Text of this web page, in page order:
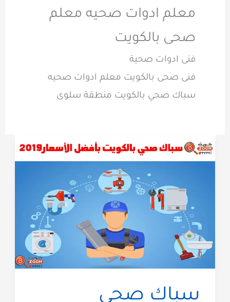
معلم ادوات صحيه معلم
صحى بالكويت
فنى ادوات صحية
فنى صحى بالكويت معلم ادوات صحيه
سباك صحي بالكويت منطقة سلوى
سباك صحي